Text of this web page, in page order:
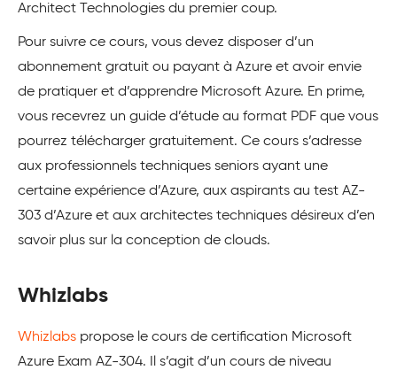
Architect Technologies du premier coup.
Pour suivre ce cours, vous devez disposer d’un
abonnement gratuit ou payant à Azure et avoir envie
de pratiquer et d’apprendre Microsoft Azure. En prime,
vous recevrez un guide d’étude au format PDF que vous
pourrez télécharger gratuitement. Ce cours s’adresse
aux professionnels techniques seniors ayant une
certaine expérience d’Azure, aux aspirants au test AZ-
303 d’Azure et aux architectes techniques désireux d’en
savoir plus sur la conception de clouds.
Whizlabs
Whizlabs propose le cours de certification Microsoft
Azure Exam AZ-304. Il s’agit d’un cours de niveau